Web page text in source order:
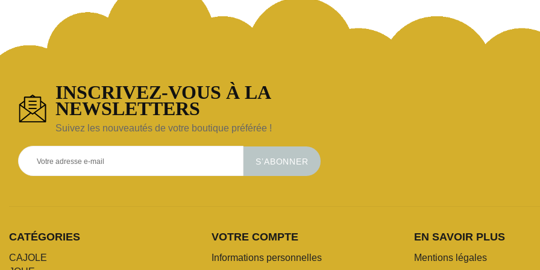
INSCRIVEZ-VOUS À LA
NEWSLETTERS
Suivez les nouveautés de votre boutique préférée !
S’ABONNER
CATÉGORIES
CAJOLE
VOTRE COMPTE
Informations personnelles
EN SAVOIR PLUS
Mentions légales